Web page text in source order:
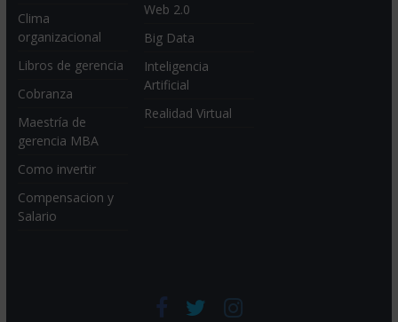
Clima
organizacional
Libros de gerencia
Cobranza
Maestría de
gerencia MBA
Como invertir
Compensacion y
Salario
Web 2.0
Big Data
Inteligencia
Artificial
Realidad Virtual